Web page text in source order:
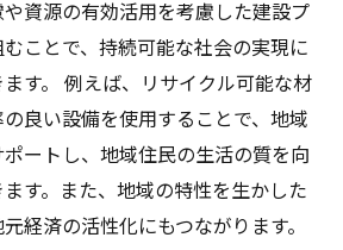
資源の有効活用を考慮した建設プ
ことで、持続可能な社会の実現に
す。 例えば、リサイクル可能な材
良い設備を使用することで、地域
ートし、地域住民の生活の質を向
す。また、地域の特性を生かした
経済の活性化にもつながります。